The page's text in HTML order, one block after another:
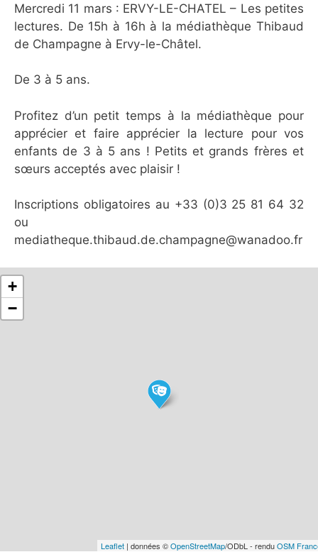
Mercredi 11 mars : ERVY-LE-CHATEL – Les petites
lectures. De 15h à 16h à la médiathèque Thibaud
de Champagne à Ervy-le-Châtel.
De 3 à 5 ans.
Profitez d’un petit temps à la médiathèque pour
apprécier et faire apprécier la lecture pour vos
enfants de 3 à 5 ans ! Petits et grands frères et
sœurs acceptés avec plaisir !
Inscriptions obligatoires au +33 (0)3 25 81 64 32
ou
mediatheque.thibaud.de.champagne@wanadoo.fr
+
−
Leaflet | données ©OpenStreetMap/ODbL - renduOSM